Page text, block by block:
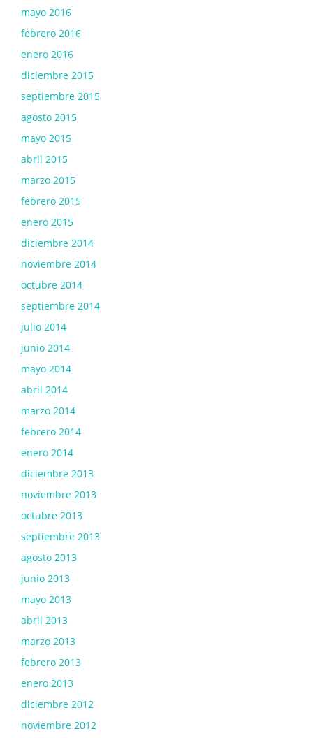
mayo 2016
febrero 2016
enero 2016
diciembre 2015
septiembre 2015
agosto 2015
mayo 2015
abril 2015
marzo 2015
febrero 2015
enero 2015
diciembre 2014
noviembre 2014
octubre 2014
septiembre 2014
julio 2014
junio 2014
mayo 2014
abril 2014
marzo 2014
febrero 2014
enero 2014
diciembre 2013
noviembre 2013
octubre 2013
septiembre 2013
agosto 2013
junio 2013
mayo 2013
abril 2013
marzo 2013
febrero 2013
enero 2013
diciembre 2012
noviembre 2012